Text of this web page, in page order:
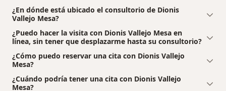
¿En dónde está ubicado el consultorio de Dionis
Vallejo Mesa?
¿Puedo hacer la visita con Dionis Vallejo Mesa en
línea, sin tener que desplazarme hasta su consultorio?
¿Cómo puedo reservar una cita con Dionis Vallejo
Mesa?
¿Cuándo podría tener una cita con Dionis Vallejo
Mesa?